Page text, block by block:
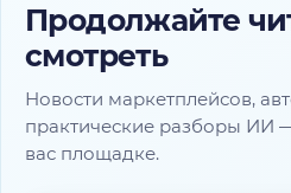
Продолжайте
смотреть
Новости маркетплейсов,
практические разборы ИИ
вас площадке.